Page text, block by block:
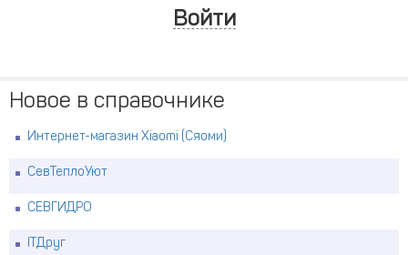
Войти
Новое в справочнике
Интернет-магазин Xiaomi (Сяоми)
СевТеплоУют
СЕВГИДРО
ITДруг